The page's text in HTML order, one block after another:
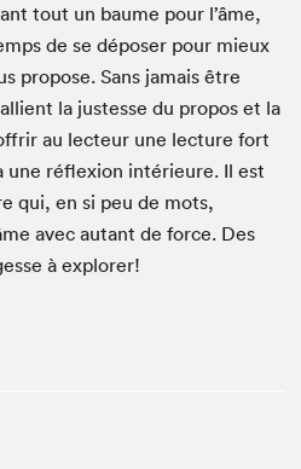
tout un baume pour l’âme,
de se dépos­er pour mieux
pro­pose. Sans jamais être
la justesse du pro­pos et la
au lecteur une lec­ture fort
une réflex­ion intérieure. Il est
qui, en si peu de mots,
avec autant de force. Des
à explorer!